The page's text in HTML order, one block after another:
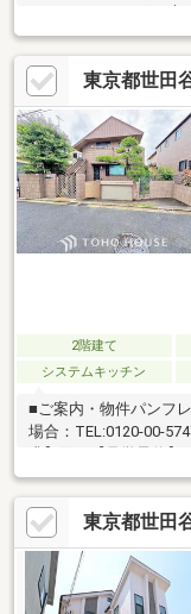
かせいただければ、
ます。【サザビーズブ
高級不動産ブランド「
ィ」の一員として確か
【List365・充実のア
日の駆けつけや優待販
続きます。
東京都世田
2階建て
システムキッチン
■ご案内・物件パンフ
場合：TEL:0120-00-
い。■～東宝ハウス【
東京都世田